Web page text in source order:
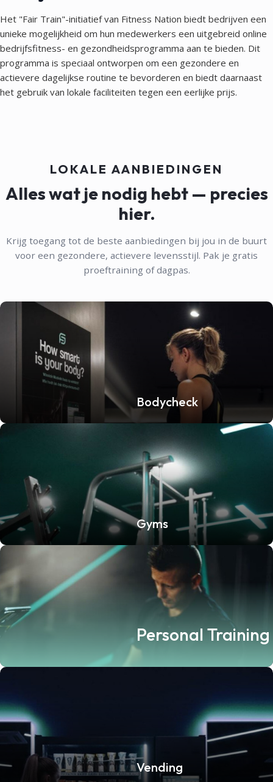
Het "Fair Train"-initiatief van Fitness Nation biedt bedrijven een
unieke mogelijkheid om hun medewerkers een uitgebreid online
bedrijfsfitness- en gezondheidsprogramma aan te bieden. Dit
programma is speciaal ontworpen om een gezondere en
actievere dagelijkse routine te bevorderen en biedt daarnaast
het gebruik van lokale faciliteiten tegen een eerlijke prijs.
LOKALE AANBIEDINGEN
Alles wat je nodig hebt — precies
hier.
Krijg toegang tot de beste aanbiedingen bij jou in de buurt
voor een gezondere, actievere levensstijl. Pak je gratis
proeftraining of dagpas.
Bodycheck
Gyms
Personal Training
Vending